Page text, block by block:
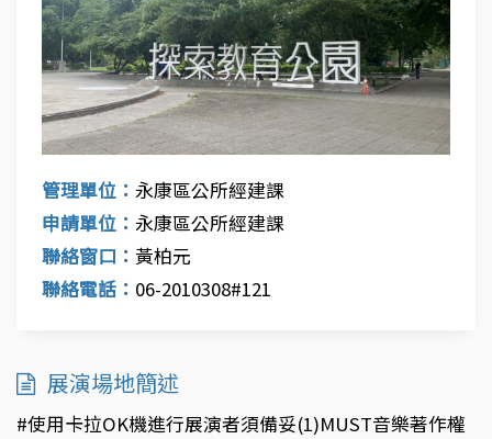
管理單位： 永康區公所經建課
申請單位： 永康區公所經建課
聯絡窗口： 黃柏元
聯絡電話： 06-2010308#121
展演場地簡述
#使用卡拉OK機進行展演者須備妥(1)MUST音樂著作權